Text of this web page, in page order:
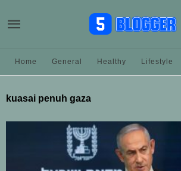
Home General Healthy Lifestyle
kuasai penuh gaza